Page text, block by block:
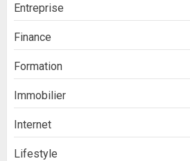
Entreprise
Finance
Formation
Immobilier
Internet
Lifestyle